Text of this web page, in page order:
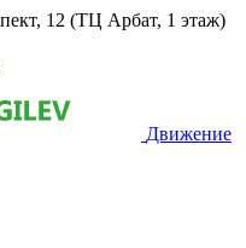
12 (ТЦ Арбат, 1 этаж)
Движение